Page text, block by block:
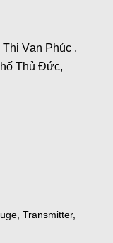
Vạn Phúc ,
Thủ Đức,
Transmitter,